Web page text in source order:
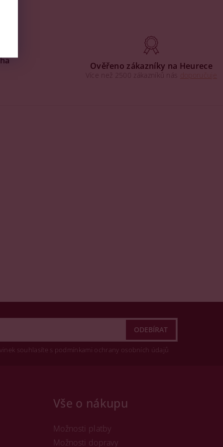
Ověřeno zákazníky na Heurece
Více než 2500 zákazníků nás
souhlasíte s podmínkami ochrany osobních údajů
Vše o nákupu
Možnosti platby
Možnosti dopravy